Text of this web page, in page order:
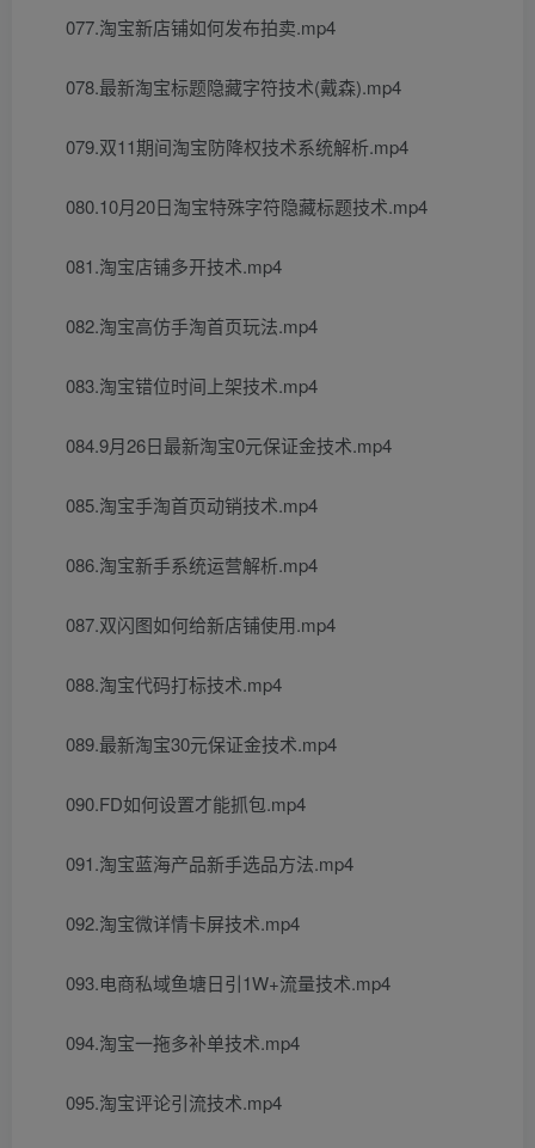
077.淘宝新店铺如何发布拍卖.mp4
078.最新淘宝标题隐藏字符技术(戴森).mp4
079.双11期间淘宝防降权技术系统解析.mp4
080.10月20日淘宝特殊字符隐藏标题技术.mp4
081.淘宝店铺多开技术.mp4
082.淘宝高仿手淘首页玩法.mp4
083.淘宝错位时间上架技术.mp4
084.9月26日最新淘宝0元保证金技术.mp4
085.淘宝手淘首页动销技术.mp4
086.淘宝新手系统运营解析.mp4
087.双闪图如何给新店铺使用.mp4
088.淘宝代码打标技术.mp4
089.最新淘宝30元保证金技术.mp4
090.FD如何设置才能抓包.mp4
091.淘宝蓝海产品新手选品方法.mp4
092.淘宝微详情卡屏技术.mp4
093.电商私域鱼塘日引1W+流量技术.mp4
094.淘宝一拖多补单技术.mp4
095.淘宝评论引流技术.mp4